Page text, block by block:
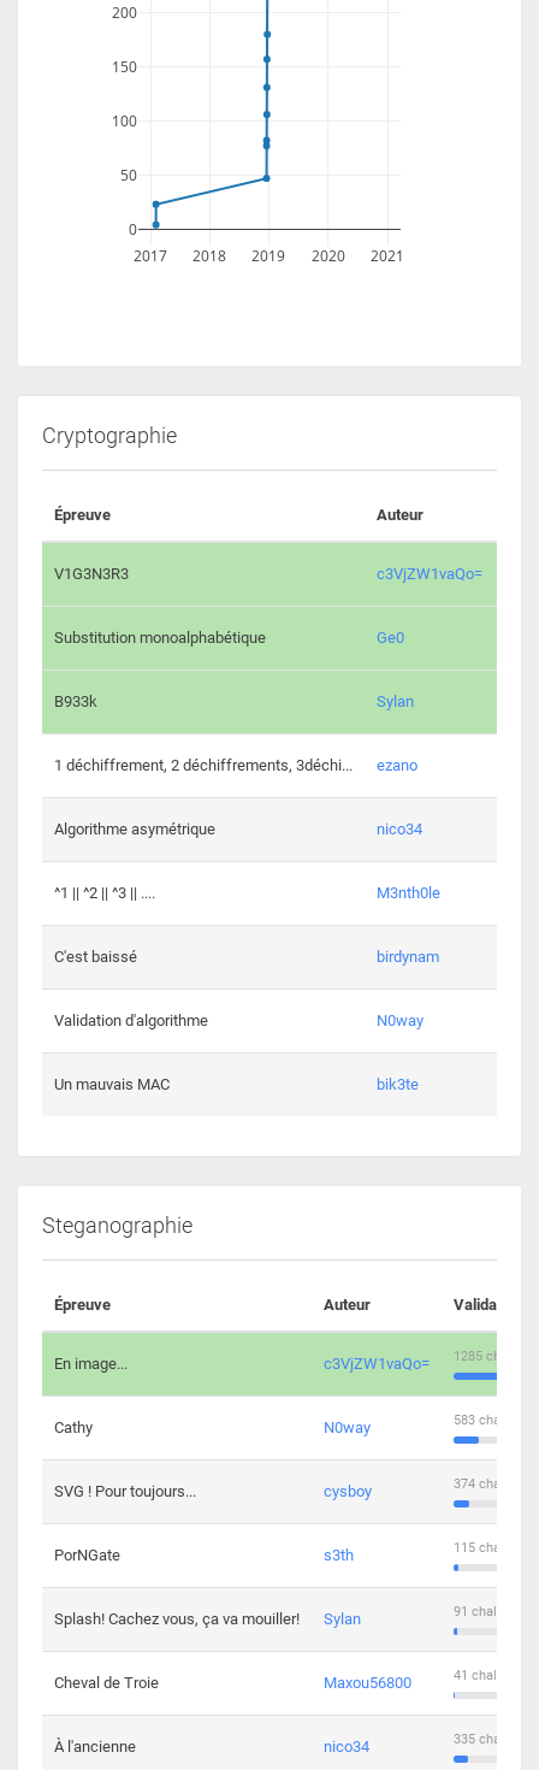
2017 2018 2019 2020 2021
0
50
100
150
200
Cryptographie
Épreuve Auteur
V1G3N3R3 c3VjZW1vaQo=
Substitution monoalphabétique Ge0
B933k Sylan
1 déchiffrement, 2 déchiffrements, 3déchi... ezano
Algorithme asymétrique nico34
^1 || ^2 || ^3 || .... M3nth0le
C'est baissé birdynam
Validation d'algorithme N0way
Un mauvais MAC bik3te
Steganographie
Épreuve Auteur Validations
En image... c3VjZW1vaQo= 1285
Cathy N0way 583
SVG ! Pour toujours... cysboy 374
PorNGate s3th 115
Splash! Cachez vous, ça va mouiller! Sylan 91
Cheval de Troie Maxou56800 41
À l'ancienne nico34 335